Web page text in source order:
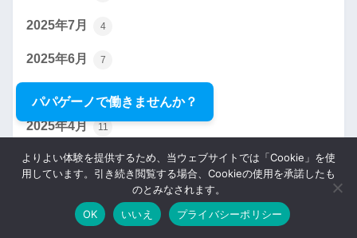
2025年7月 4
2025年6月 7
2025年5月
2025年4月 11
2025年3月 11
2025年1月 7
パパゲーノで働きませんか？
よりよい体験を提供するため、当ウェブサイトでは「Cookie」を使
用しています。引き続き閲覧する場合、Cookieの使用を承諾したも
のとみなされます。
OK
いいえ プライバシーポリシー